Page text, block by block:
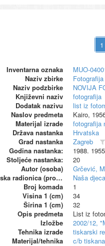
Inventarna oznaka
MUO-
Naziv zbirke
Naziv podzbirke
NOVIJA
Književni naziv
fotografija
Dodatak nazivu
list iz
Naslov predmeta
Kairo,
Materijal izrade
fotografija
Država nastanka
Hrvatska
Grad nastanka
Zagreb
Godina nastanka:
1988.
Stoljeće nastanka:
20
Autor (osoba)
Grčević,
Autorska radionica (proizvođač)
Naša
Broj komada
1
Visina 1 (cm)
34
Širina 1 (cm)
32
Opis predmeta
List iz
Izložbe
2002/12,
Tehnika izrade
tiskarski
Materijal/tehnika
c/b